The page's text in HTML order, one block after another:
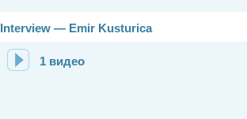
Interview — Emir Kusturica
1 видео